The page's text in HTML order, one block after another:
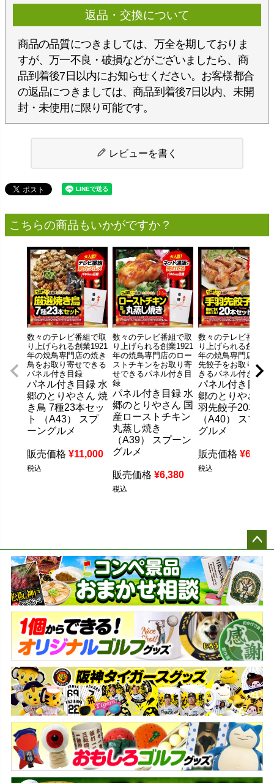
返品・交換について
商品の品質につきましては、万全を期しておりま
すが、万一不良・破損などがございましたら、商
品到着後7日以内にお知らせください。お客様都合
の返品につきましては、商品到着後7日以内、未開
封・未使用に限り可能です。
レビューを書く
こちらの商品もいかがですか？
数々のテレビ番組で取
り上げられる創業1921
年の焼鳥専門店の焼き
鳥をお取り寄せできる
パネル付き目録
パネル付き目録 水
郷のとりやさん 焼
き鳥 7種23本セッ
ト （A43） スプ
ーングルメ
販売価格 ¥11,000
税込
数々のテレビ番組で取
り上げられる創業1921
年の焼鳥専門店のロー
ストチキンをお取り寄
せできるパネル付き目
録
パネル付き目録 水
郷のとりやさん 国
産ローストチキン
丸蒸し焼き
（A39） スプーン
グルメ
販売価格 ¥6,380
税込
数々のテレビ番組で
り上げられる創業
年の焼鳥専門店の手
先餃子をお取り寄せ
きるパネル付き目録
パネル付き目録
郷のとりやさん
羽先餃子20本
（A40） スプー
グルメ
販売価格 ¥6,380
税込
ペー
ジト
ップ
へ